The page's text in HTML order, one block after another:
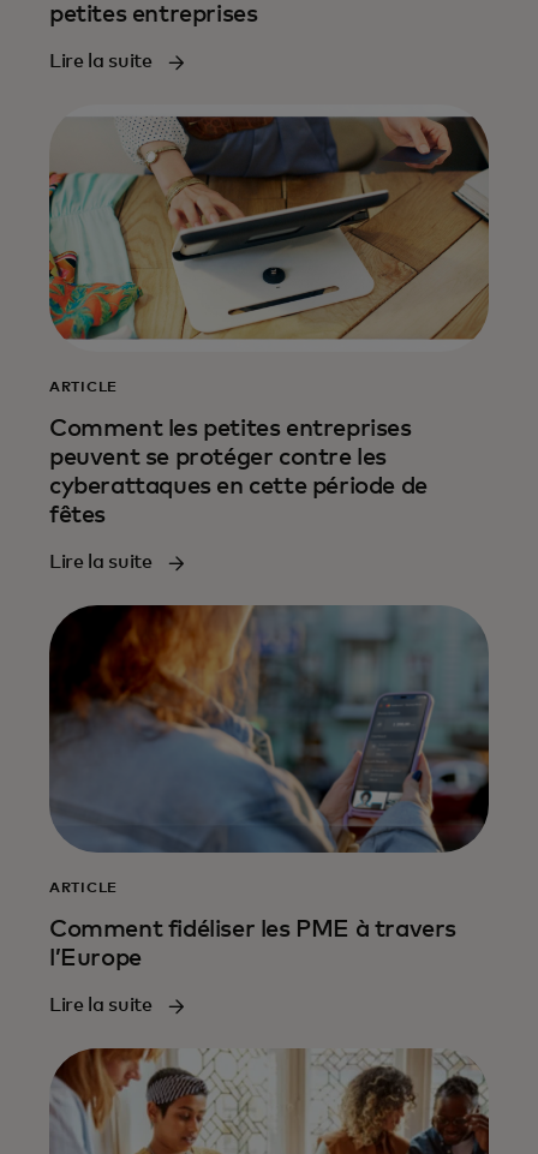
petites entreprises
Lire la suite
ARTICLE
Comment les petites entreprises
peuvent se protéger contre les
cyberattaques en cette période de
fêtes
Lire la suite
ARTICLE
Comment fidéliser les PME à travers
l’Europe
Lire la suite